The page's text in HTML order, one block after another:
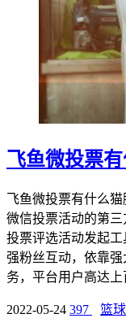
飞鱼微投票
飞鱼微投票有什么
微信投票活动的第
投票评选活动发起
强粉丝互动，依靠
务，平台用户高达上
2022-05-24 397 篮